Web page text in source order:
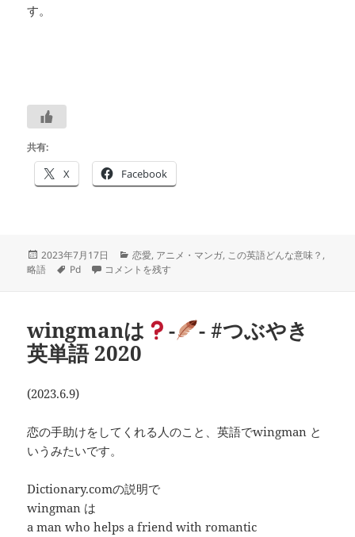
す。
共有:
X Facebook
投
稿
2023年7月17日
カ
テ
恋愛, アニメ・マンガ, この英語どんな意味？ ,
略語
タ
Pd アニメ「僕ヤバ」の海外ファンのコメントから：PDAって
コメントを残す
wingmanは -
- #つぶやき
英単語 2020
(2023.6.9)
恋の手助けをしてくれる人のこと、英語でwingman と
いうみたいです。
Dictionary.comの説明で
wingman は
a man who helps a friend with romantic